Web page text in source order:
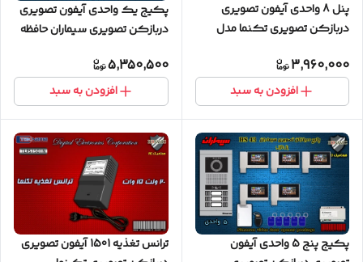
پنل 8 واحدی آیفون تصویری
دربازکن تصویری تکنما مدل
3,960,000
افزودن به سبد
پکیج یک واحدی آیفون تصویری
دربازکن تصویری سیماران حافظه
5,350,500
افزودن به سبد
پکیج پنج 5 واحدی آیفون
ترانس تغذیه 1501 آیفون تصویری